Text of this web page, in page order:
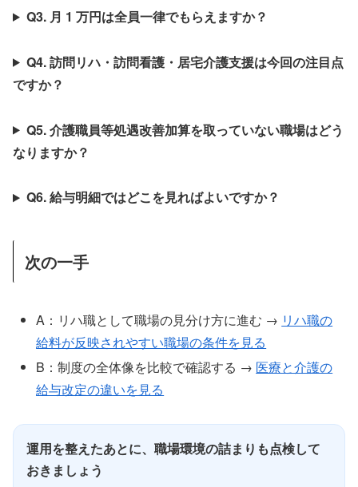
Q3. 月 1 万円は全員一律でもらえますか？
Q4. 訪問リハ・訪問看護・居宅介護支援は今回の注目点
ですか？
Q5. 介護職員等処遇改善加算を取っていない職場はどう
なりますか？
Q6. 給与明細ではどこを見ればよいですか？
次の一手
A：リハ職として職場の見分け方に進む → リハ職の
給料が反映されやすい職場の条件を見る
B：制度の全体像を比較で確認する → 医療と介護の
給与改定の違いを見る
運用を整えたあとに、職場環境の詰まりも点検して
おきましょう